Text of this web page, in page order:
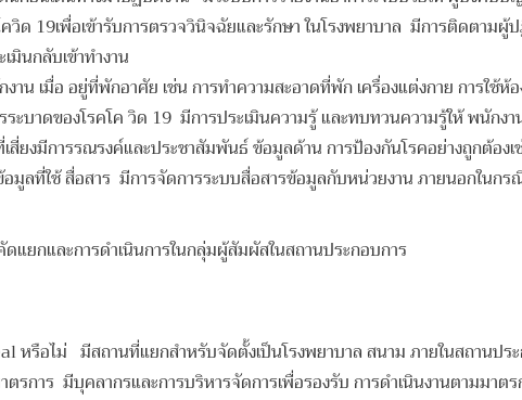
ด 19เพื่อเข้ารับการตรวจวินิจฉัยและรักษา ในโรงพยาบาล มีการติดตาม
มินกลับเข้าทำงาน
าน เมื่อ อยู่ที่พักอาศัย เช่น การทำความสะอาดที่พัก เครื่องแต่งกาย การใช้ห้
ะบาดของโรคโค วิด 19 มีการประเมินความรู้ และทบทวนความรู้ให้ พนักงา
สี่ยงมีการรณรงค์และประชาสัมพันธ์ ข้อมูลด้าน การป้องกันโรคอย่างถูกต้อง
ลที่ใช้ สื่อสาร มีการจัดการระบบสื่อสารข้อมูลกับหน่วยงาน ภายนอกในกร
แยกและการดำเนินการในกลุ่มผู้สัมผัสในสถานประกอบการ
รือไม่ มีสถานที่แยกสำหรับจัดตั้งเป็นโรงพยาบาล สนาม ภายในสถานปร
การ มีบุคลากรและการบริหารจัดการเพื่อรองรับ การดำเนินงานตามมาตร